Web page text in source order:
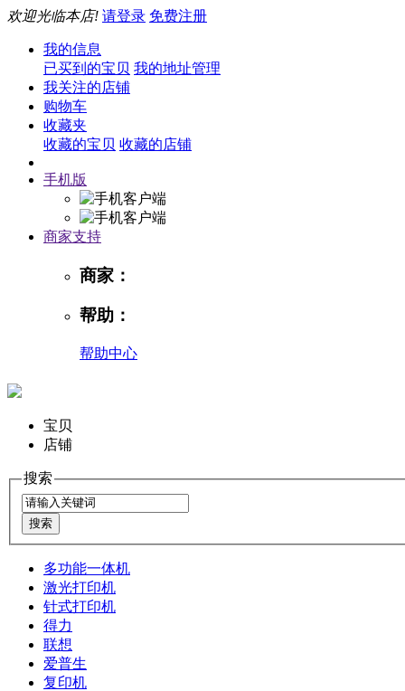
欢迎光临本店! 请登录 免费注册
我的信息
已买到的宝贝 我的地址管理
我关注的店铺
购物车
收藏夹
收藏的宝贝 收藏的店铺
手机版
商家支持
商家：
帮助：
帮助中心
宝贝
店铺
搜索
多功能一体机
激光打印机
针式打印机
得力
联想
爱普生
复印机